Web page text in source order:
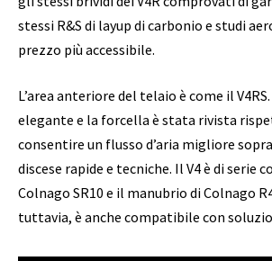
stessi R&S di layup di carbonio e studi
prezzo più accessibile.
L’area anteriore del telaio è come il
elegante e la forcella è stata rivista
consentire un flusso d’aria migliore
discese rapide e tecniche. Il V4 è di serie
Colnago SR10 e il manubrio di Colnago
tuttavia, è anche compatibile con